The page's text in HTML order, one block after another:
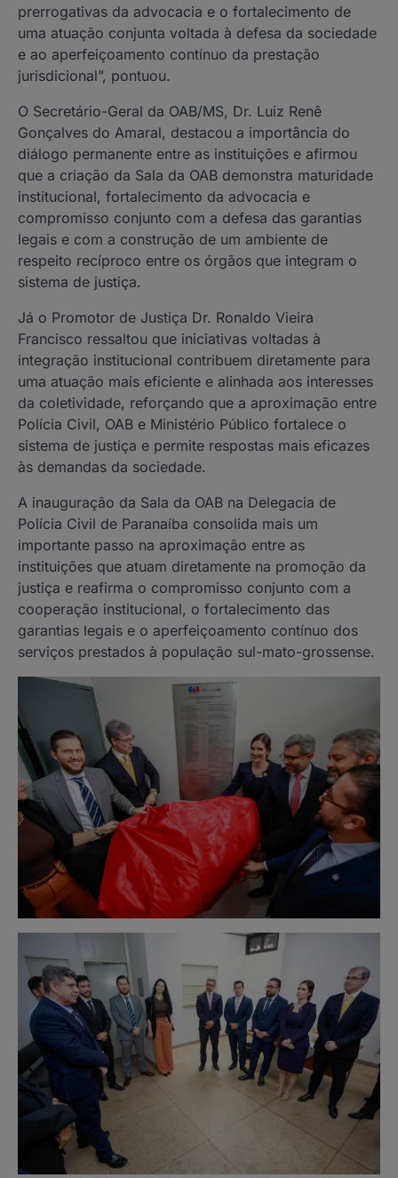
prerrogativas da advocacia e o fortalecimento de
uma atuação conjunta voltada à defesa da sociedade
e ao aperfeiçoamento contínuo da prestação
jurisdicional”, pontuou.
O Secretário-Geral da OAB/MS, Dr. Luiz Renê
Gonçalves do Amaral, destacou a importância do
diálogo permanente entre as instituições e afirmou
que a criação da Sala da OAB demonstra maturidade
institucional, fortalecimento da advocacia e
compromisso conjunto com a defesa das garantias
legais e com a construção de um ambiente de
respeito recíproco entre os órgãos que integram o
sistema de justiça.
Já o Promotor de Justiça Dr. Ronaldo Vieira
Francisco ressaltou que iniciativas voltadas à
integração institucional contribuem diretamente para
uma atuação mais eficiente e alinhada aos interesses
da coletividade, reforçando que a aproximação entre
Polícia Civil, OAB e Ministério Público fortalece o
sistema de justiça e permite respostas mais eficazes
às demandas da sociedade.
A inauguração da Sala da OAB na Delegacia de
Polícia Civil de Paranaíba consolida mais um
importante passo na aproximação entre as
instituições que atuam diretamente na promoção da
justiça e reafirma o compromisso conjunto com a
cooperação institucional, o fortalecimento das
garantias legais e o aperfeiçoamento contínuo dos
serviços prestados à população sul-mato-grossense.